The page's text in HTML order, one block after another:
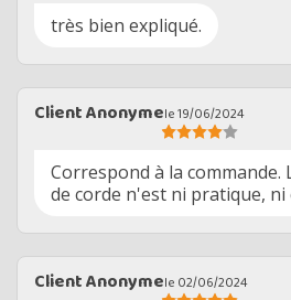
très bien expliqué.
Client Anonymele 19/06/2024
Correspond à la commande.
de corde n'est ni pratique,
Client Anonymele 02/06/2024